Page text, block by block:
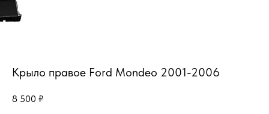
Крыло правое Ford Mondeo 2001-2006
8 500 ₽